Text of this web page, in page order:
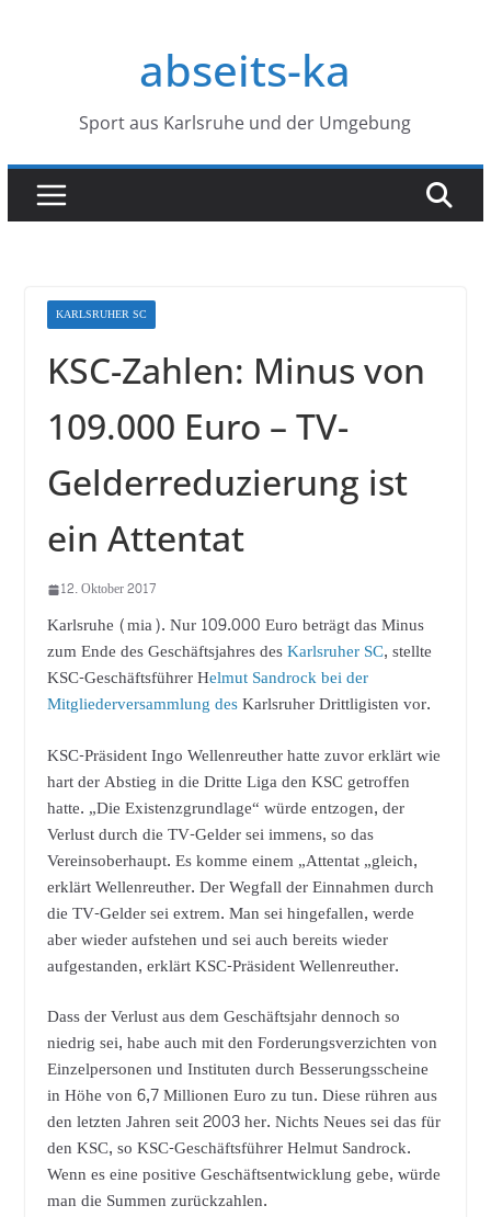
abseits-ka
Sport aus Karlsruhe und der Umgebung
KARLSRUHER SC
KSC-Zahlen: Minus von
109.000 Euro – TV-
Gelderreduzierung ist
ein Attentat
12. Oktober 2017
Karlsruhe (mia). Nur 109.000 Euro beträgt das Minus
zum Ende des Geschäftsjahres desKarlsruher SC, stellte
KSC-Geschäftsführer Helmut Sandrock bei der
Mitgliederversammlung desKarlsruher Drittligisten vor.
KSC-Präsident Ingo Wellenreuther hatte zuvor erklärt wie
hart der Abstieg in die Dritte Liga den KSC getroffen
hatte. „Die Existenzgrundlage“ würde entzogen, der
Verlust durch die TV-Gelder sei immens, so das
Vereinsoberhaupt. Es komme einem „Attentat „gleich,
erklärt Wellenreuther. Der Wegfall der Einnahmen durch
die TV-Gelder sei extrem. Man sei hingefallen, werde
aber wieder aufstehen und sei auch bereits wieder
aufgestanden, erklärt KSC-Präsident Wellenreuther.
Dass der Verlust aus dem Geschäftsjahr dennoch so
niedrig sei, habe auch mit den Forderungsverzichten von
Einzelpersonen und Instituten durch Besserungsscheine
in Höhe von 6,7 Millionen Euro zu tun. Diese rühren aus
den letzten Jahren seit 2003 her. Nichts Neues sei das für
den KSC, so KSC-Geschäftsführer Helmut Sandrock.
Wenn es eine positive Geschäftsentwicklung gebe, würde
man die Summen zurückzahlen.